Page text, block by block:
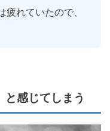
れていたので、
感じてしまう